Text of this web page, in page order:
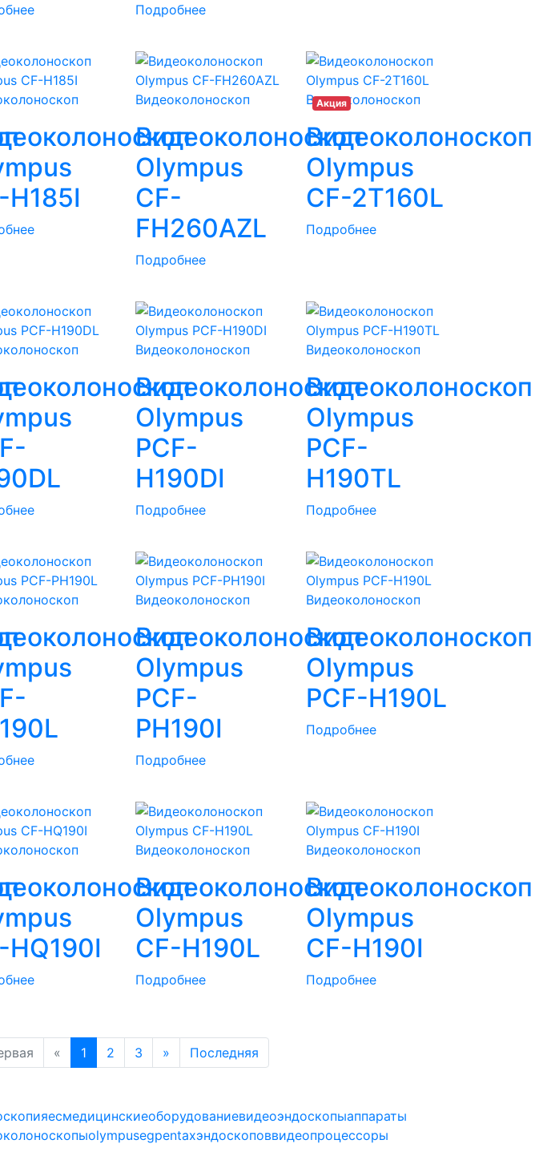
Подробнее
H185I
Видеоколоноскоп
Видеоколоноскоп
Olympus
CF-
FH260AZL
Подробнее
Акция
Видеоколоноскоп
Видеоколоноскоп
Olympus
CF-2T160L
Подробнее
Видеоколоноскоп
Видеоколоноскоп
Olympus
PCF-
H190DI
Подробнее
Видеоколоноскоп
Видеоколоноскоп
Olympus
PCF-
H190TL
Подробнее
Видеоколоноскоп
Видеоколоноскоп
Olympus
PCF-
PH190I
Подробнее
Видеоколоноскоп
Видеоколоноскоп
Olympus
PCF-H190L
Подробнее
HQ190I
Видеоколоноскоп
Видеоколоноскоп
Olympus
CF-H190L
Подробнее
Видеоколоноскоп
Видеоколоноскоп
Olympus
CF-H190I
Подробнее
« 1 2 3 » Последняя
ecмедицинскиеоборудованиевидеоэндоскопыаппараты
olympusegpentaxэндоскоповвидеопроцессоры